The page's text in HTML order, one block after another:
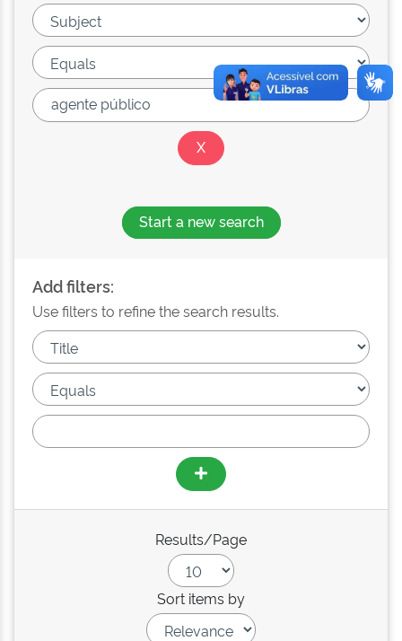
Start a new search
Add filters:
Use filters to refine the search results.
Results/Page
Sort items by